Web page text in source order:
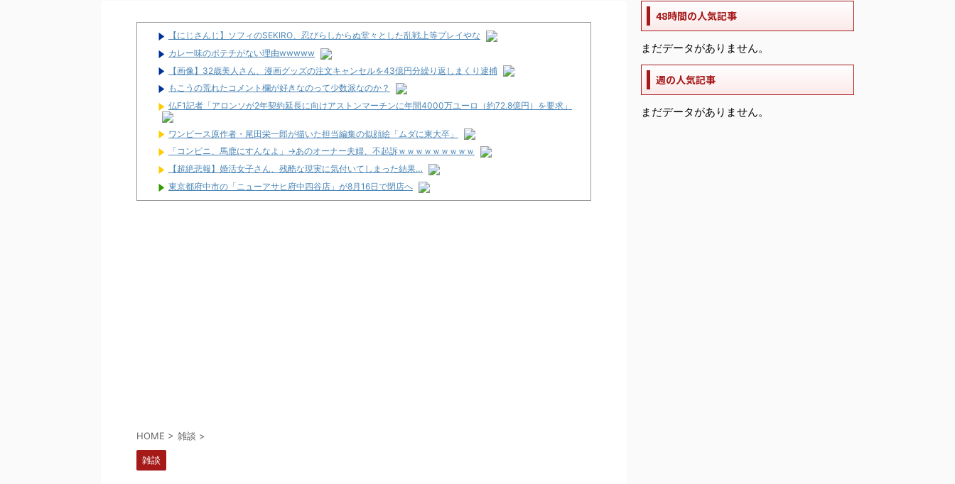
【にじさんじ】ソフィのSEKIRO、忍びらしからぬ堂々とした乱戦上等プレイやな
カレー味のポテチがない理由wwwww
【画像】32歳美人さん、漫画グッズの注文キャンセルを43億円分繰り返しまくり逮捕
もこうの荒れたコメント欄が好きなのって少数派なのか？
仏F1記者「アロンソが2年契約延長に向けアストンマーチンに年間4000万ユーロ（約72.8億円）を要求」
ワンピース原作者・尾田栄一郎が描いた担当編集の似顔絵「ムダに東大卒」
「コンビニ、馬鹿にすんなよ」→あのオーナー夫婦、不起訴ｗｗｗｗｗｗｗｗｗ
【超絶悲報】婚活女子さん、残酷な現実に気付いてしまった結果…
東京都府中市の「ニューアサヒ府中四谷店」が8月16日で閉店へ
【新台】ダイイチ「中森明菜・歌姫伝説～FOR FANS～」スペック・筐体画像まとめ！枠は2色ある模様！
HOME > 雑談 >
雑談
48時間の人気記事
まだデータがありません。
週の人気記事
まだデータがありません。